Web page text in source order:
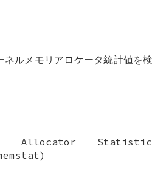
ネルメモリアロケータ統計値を
Allocator